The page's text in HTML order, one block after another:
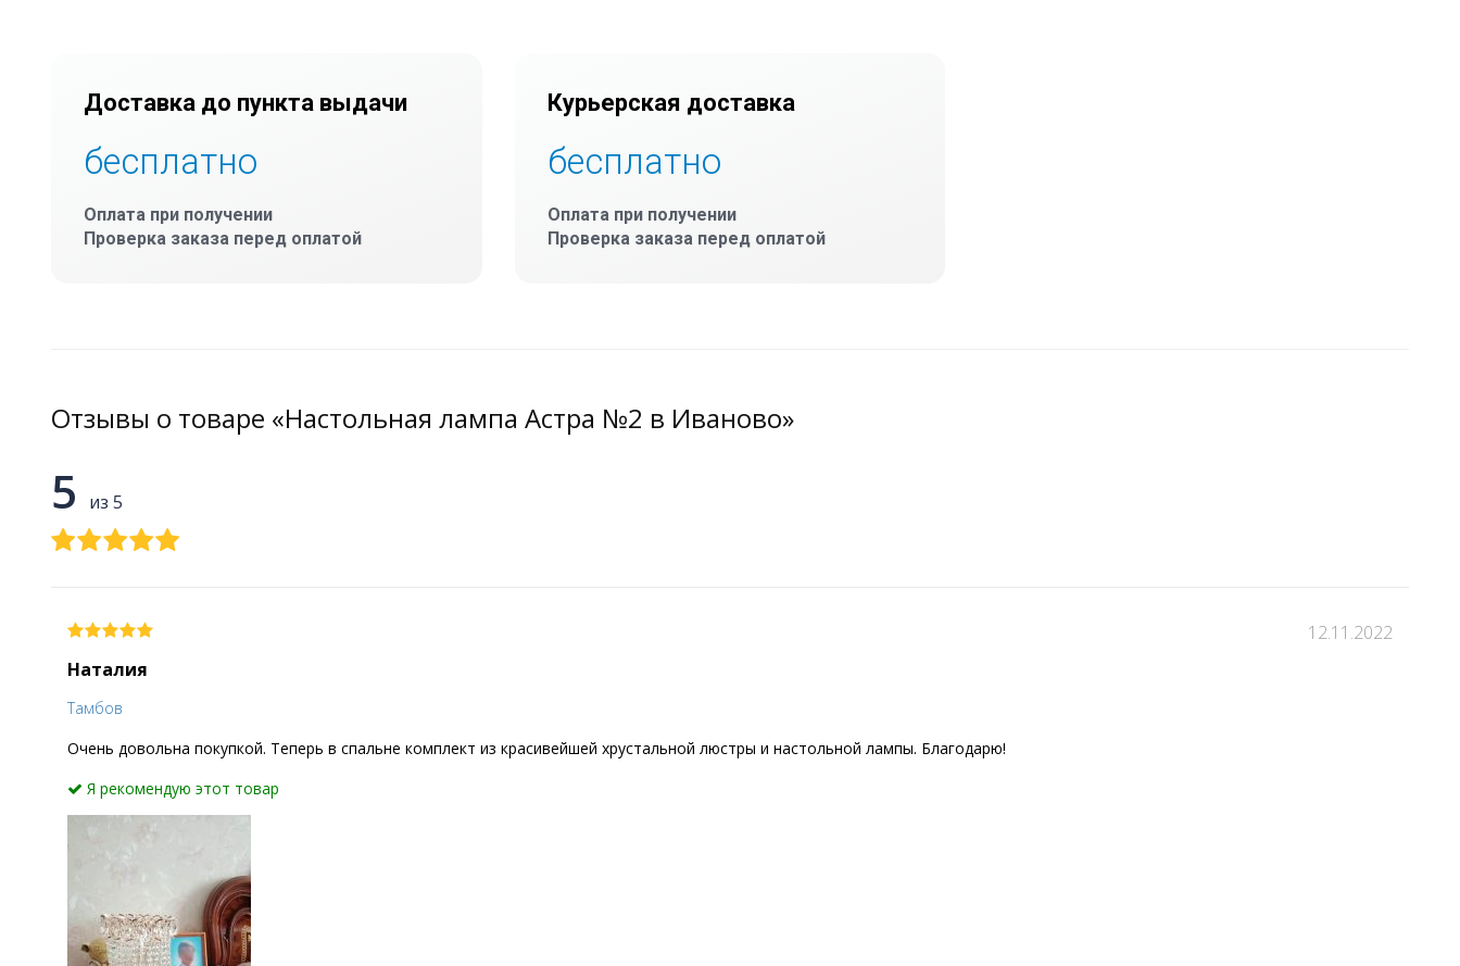
Доставка до пункта выдачи
бесплатно
Оплата при получении
Проверка заказа перед оплатой
Курьерская доставка
бесплатно
Оплата при получении
Проверка заказа перед оплатой
Отзывы о товаре «Настольная лампа Астра №2 в Иваново»
5 из 5
Наталия
Тамбов
12.11.2022
Очень довольна покупкой. Теперь в спальне комплект из красивейшей хрустальной люстры и настольной лампы. Благодарю!
Я рекомендую этот товар